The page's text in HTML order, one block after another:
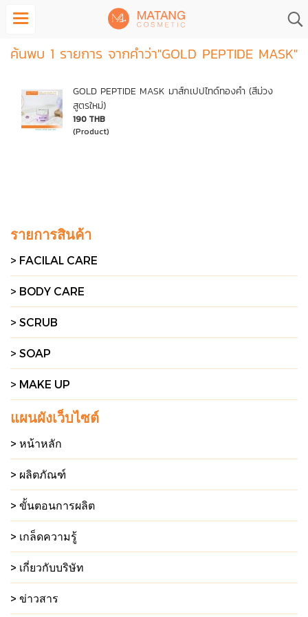
ค้นพบ 1 รายการ จากคำว่า"GOLD PEPTIDE MASK"
GOLD PEPTIDE MASK มาส์กเปปไทด์ทองคำ (สีม่วง
สูตรใหม่)
190 THB
(Product)
รายการสินค้า
> FACILAL CARE
> BODY CARE
> SCRUB
> SOAP
> MAKE UP
แผนผังเว็บไซต์
> หน้าหลัก
> ผลิตภัณฑ์
> ขั้นตอนการผลิต
> เกล็ดความรู้
> เกี่ยวกับบริษัท
> ข่าวสาร